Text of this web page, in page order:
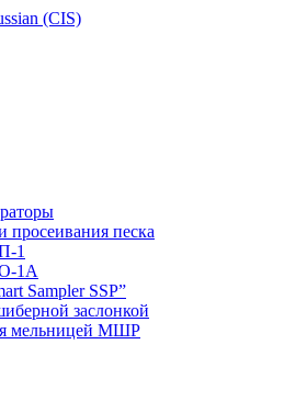
просеивания песка
1
1А
Sampler SSP”
заслонкой
мельницей МШР